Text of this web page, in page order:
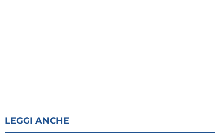
LEGGI ANCHE